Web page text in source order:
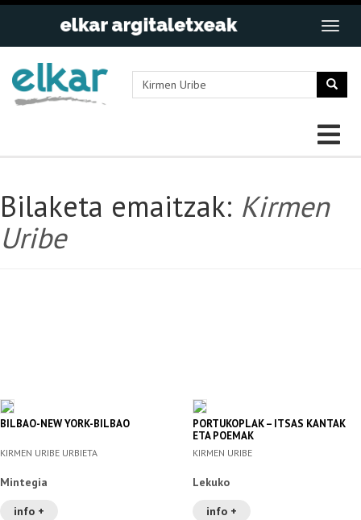
Bilaketa emaitzak: Kirmen
Uribe
BILBAO-NEW YORK-BILBAO
KIRMEN URIBE URBIETA
Mintegia
info +
PORTUKOPLAK – ITSAS KANTAK
ETA POEMAK
KIRMEN URIBE
Lekuko
info +